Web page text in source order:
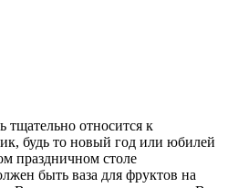
тщательно относится к
будь то новый год или юбилей
праздничном столе
быть ваза для фруктов на